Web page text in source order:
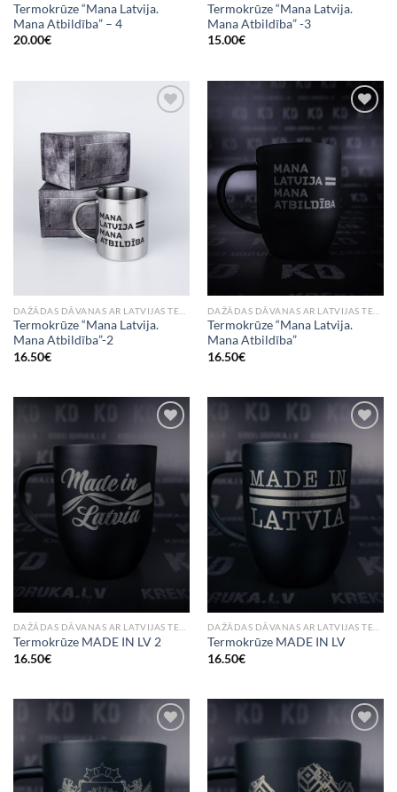
Termokrūze “Mana Latvija.
Mana Atbildība” – 4
20.00€
Termokrūze “Mana Latvija.
Mana Atbildība” -3
15.00€
Termokrūze “Mana Latvija.
Mana Atbildība”-2
16.50€
Add to
Wishlist
Termokrūze “Mana Latvija.
Mana Atbildība”
16.50€
Add to
Wishlist
Termokrūze MADE IN LV 2
16.50€
Add to
Wishlist
Termokrūze MADE IN LV
16.50€
Add to
Wishlist
Add to
Wishlist